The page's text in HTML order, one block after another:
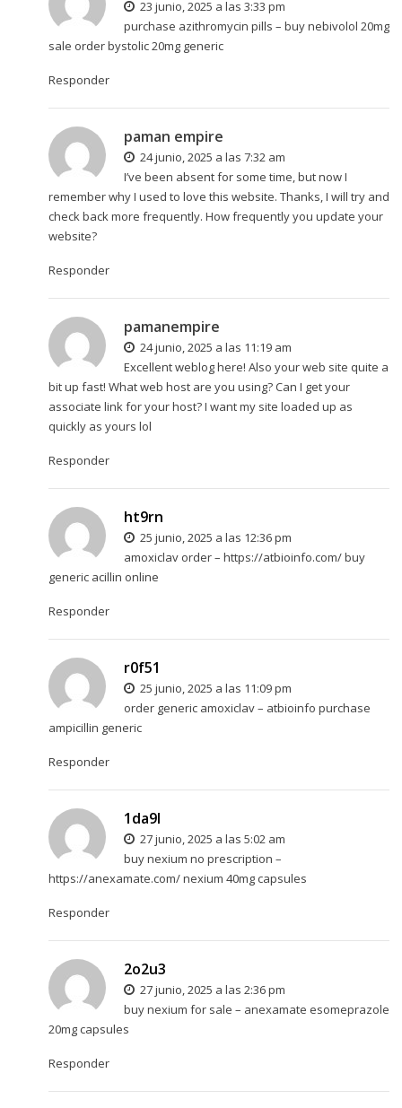
23 junio, 2025 a las 3:33 pm
purchase azithromycin pills – buy nebivolol 20mg
sale order bystolic 20mg generic
Responder
paman empire
24 junio, 2025 a las 7:32 am
I’ve been absent for some time, but now I
remember why I used to love this website. Thanks, I will try and
check back more frequently. How frequently you update your
website?
Responder
pamanempire
24 junio, 2025 a las 11:19 am
Excellent weblog here! Also your web site quite a
bit up fast! What web host are you using? Can I get your
associate link for your host? I want my site loaded up as
quickly as yours lol
Responder
ht9rn
25 junio, 2025 a las 12:36 pm
amoxiclav order – https://atbioinfo.com/buy
generic acillin online
Responder
r0f51
25 junio, 2025 a las 11:09 pm
order generic amoxiclav – atbioinfo purchase
ampicillin generic
Responder
1da9l
27 junio, 2025 a las 5:02 am
buy nexium no prescription –
https://anexamate.com/nexium 40mg capsules
Responder
2o2u3
27 junio, 2025 a las 2:36 pm
buy nexium for sale – anexamate esomeprazole
20mg capsules
Responder